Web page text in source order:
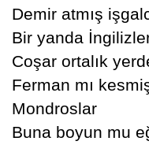
Demir atmış
Bir yanda
Coşar ortalık
Ferman mı
Mondroslar
Buna boyun mu